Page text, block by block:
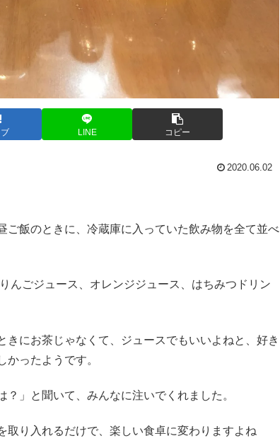
LINE コピー
2020.06.02
飯のときに、冷蔵庫に入っていた飲み物を全て並べ
んごジュース、オレンジジュース、はちみつドリン
にお茶じゃなくて、ジュースでもいいよねと、好き
ったようです。
」と聞いて、みんなに注いでくれました。
り入れるだけで、楽しい食卓に変わりますよね